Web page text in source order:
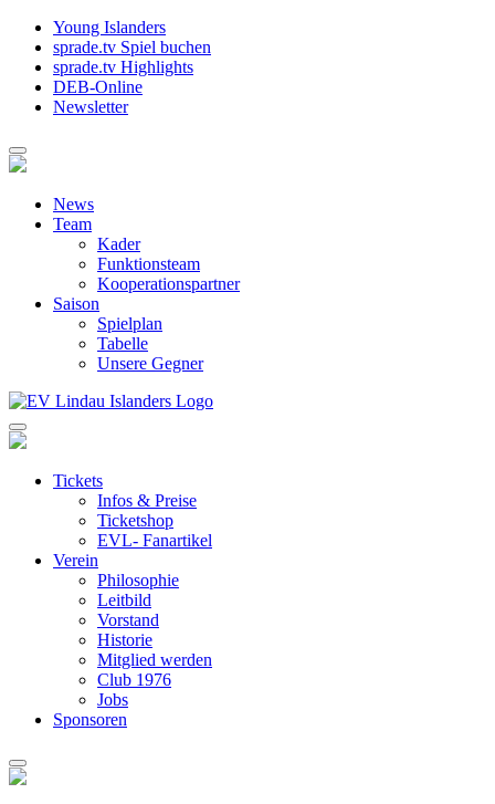
Young Islanders
sprade.tv Spiel buchen
sprade.tv Highlights
DEB-Online
Newsletter
News
Team
Kader
Funktionsteam
Kooperationspartner
Saison
Spielplan
Tabelle
Unsere Gegner
Tickets
Infos & Preise
Ticketshop
EVL- Fanartikel
Verein
Philosophie
Leitbild
Vorstand
Historie
Mitglied werden
Club 1976
Jobs
Sponsoren